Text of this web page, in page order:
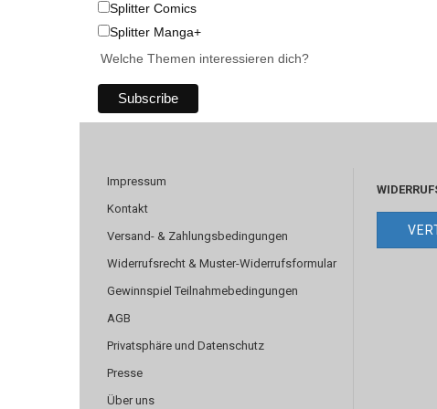
Splitter Comics
Splitter Manga+
Welche Themen interessieren dich?
Impressum
Kontakt
Versand- & Zahlungsbedingungen
Widerrufsrecht & Muster-Widerrufsformular
Gewinnspiel Teilnahmebedingungen
AGB
Privatsphäre und Datenschutz
Presse
Über uns